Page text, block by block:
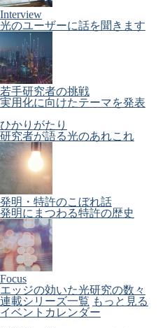
Interview
光のユーザーに話を聞きます
若手研究者の挑戦
実用化に向けたテーマを発表
ひかりがたり
研究者が語る光のあれこれ
発明・特許のこぼれ話
発明にまつわる特許の歴史
Focus
エッジの効いた光研究の数々
連載シリーズ一覧 もっと見る
イベントカレンダー